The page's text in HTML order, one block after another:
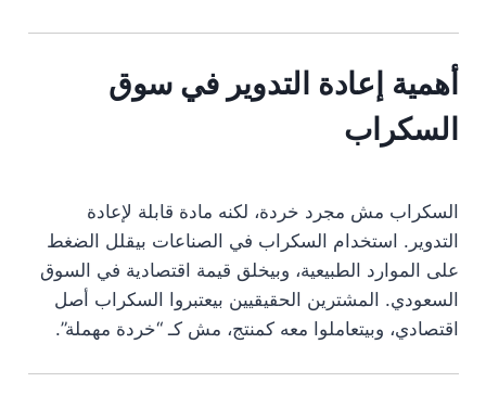
أهمية إعادة التدوير في سوق
السكراب
السكراب مش مجرد خردة، لكنه مادة قابلة لإعادة
التدوير. استخدام السكراب في الصناعات بيقلل الضغط
على الموارد الطبيعية، وبيخلق قيمة اقتصادية في السوق
السعودي. المشترين الحقيقيين بيعتبروا السكراب أصل
اقتصادي، وبيتعاملوا معه كمنتج، مش كـ “خردة مهملة”.